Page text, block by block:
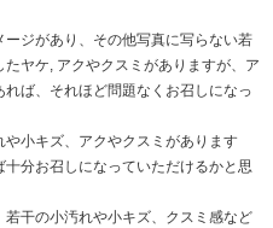
ージがあり、その他写真に写らない若
ヤケ, アクやクスミがありますが、ア
ば、それほど問題なくお召しになっ
や小キズ、アクやクスミがあります
分お召しになっていただけるかと思
若干の小汚れや小キズ、クスミ感など